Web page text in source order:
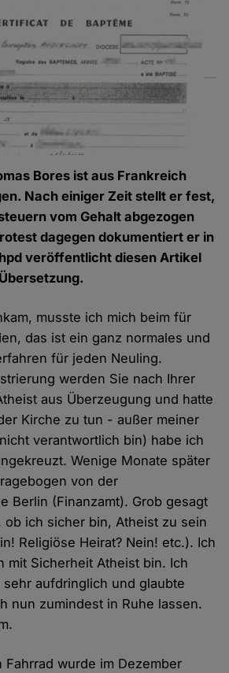
Bores ist aus Frankreich
Nach einiger Zeit stellt er fest,
vom Gehalt abgezogen
dagegen dokumentiert er in
veröffentlicht diesen Artikel
musste ich mich beim für
das ist ein ganz normales und
für jeden Neuling.
werden Sie nach Ihrer
aus Überzeugung und hatte
Kirche zu tun - außer meiner
verantwortlich bin) habe ich
Wenige Monate später
von der
Berlin (Finanzamt). Grob gesagt
ich sicher bin, Atheist zu sein
Religiöse Heirat? Nein! etc.). Ich
mit Sicherheit Atheist bin. Ich
sehr aufdringlich und glaubte
nun zumindest in Ruhe lassen.
Fahrrad wurde im Dezember